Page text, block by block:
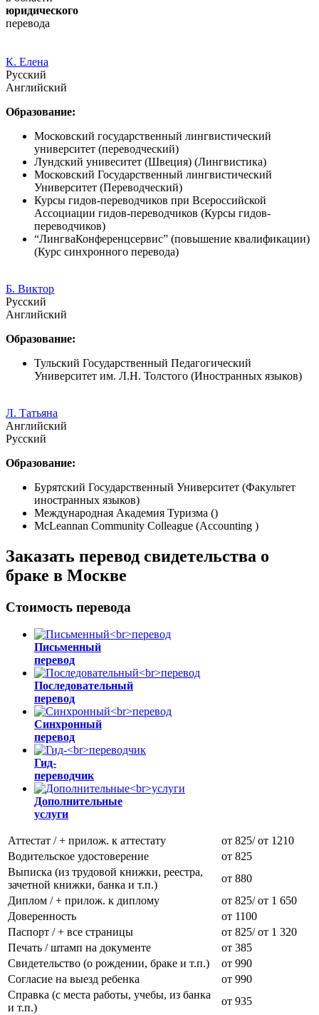
юридического
перевода
К. Елена
Русский
Английский
Образование:
Московский государственный лингвистический
университет (переводческий)
Лундский унивеситет (Швеция) (Лингвистика)
Московский Государственный лингвистический
Университет (Переводческий)
Курсы гидов-переводчиков при Всероссийской
Ассоциации гидов-переводчиков (Курсы гидов-
переводчиков)
“ЛингваКонференцсервис” (повышение квалификации)
(Курс синхронного перевода)
Б. Виктор
Русский
Английский
Образование:
Тульский Государственный Педагогический
Университет им. Л.Н. Толстого (Иностранных языков)
Л. Татьяна
Английский
Русский
Образование:
Бурятский Государственный Университет (Факультет
иностранных языков)
Международная Академия Туризма ()
McLeannan Community Colleague (Accounting )
Заказать перевод свидетельства о
браке в Москве
Стоимость перевода
Письменный
перевод
Последовательный
перевод
Синхронный
перевод
Гид-
переводчик
Дополнительные
услуги
Аттестат / + прилож. к аттестату
от 825/ от 1210
Водительское удостоверение
от 825
Выписка (из трудовой книжки, реестра,
зачетной книжки, банка и т.п.)
от 880
Диплом / + прилож. к диплому
от 825/ от 1 650
Доверенность
от 1100
Паспорт / + все страницы
от 825/ от 1 320
Печать / штамп на документе
от 385
Свидетельство (о рождении, браке и т.п.)
от 990
Согласие на выезд ребенка
от 990
Справка (с места работы, учебы, из банка
и т.п.)
от 935